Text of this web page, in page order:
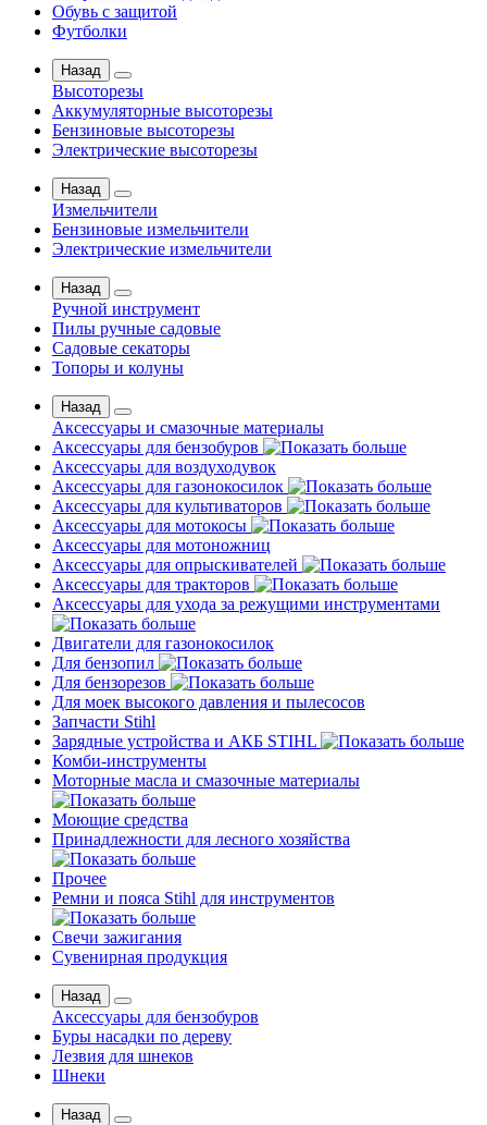
Обувь с защитой
Футболки
Назад
Высоторезы
Аккумуляторные высоторезы
Бензиновые высоторезы
Электрические высоторезы
Назад
Измельчители
Бензиновые измельчители
Электрические измельчители
Назад
Ручной инструмент
Пилы ручные садовые
Садовые секаторы
Топоры и колуны
Назад
Аксессуары и смазочные материалы
Аксессуары для бензобуров
Аксессуары для воздуходувок
Аксессуары для газонокосилок
Аксессуары для культиваторов
Аксессуары для мотокосы
Аксессуары для мотоножниц
Аксессуары для опрыскивателей
Аксессуары для тракторов
Аксессуары для ухода за режущими инструментами
Двигатели для газонокосилок
Для бензопил
Для бензорезов
Для моек высокого давления и пылесосов
Запчасти Stihl
Зарядные устройства и АКБ STIHL
Комби-инструменты
Моторные масла и смазочные материалы
Моющие средства
Принадлежности для лесного хозяйства
Прочее
Ремни и пояса Stihl для инструментов
Свечи зажигания
Сувенирная продукция
Назад
Аксессуары для бензобуров
Буры насадки по дереву
Лезвия для шнеков
Шнеки
Назад